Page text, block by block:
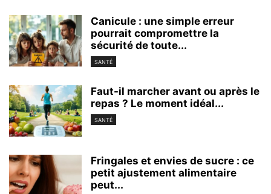
Canicule : une simple erreur
pourrait compromettre la
sécurité de toute...
SANTÉ
Faut-il marcher avant ou après le
repas ? Le moment idéal...
SANTÉ
Fringales et envies de sucre : ce
petit ajustement alimentaire
peut...